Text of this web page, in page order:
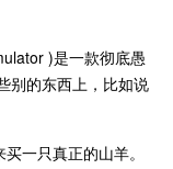
)是一款彻底愚
别的东西上，比如说
一只真正的山羊。